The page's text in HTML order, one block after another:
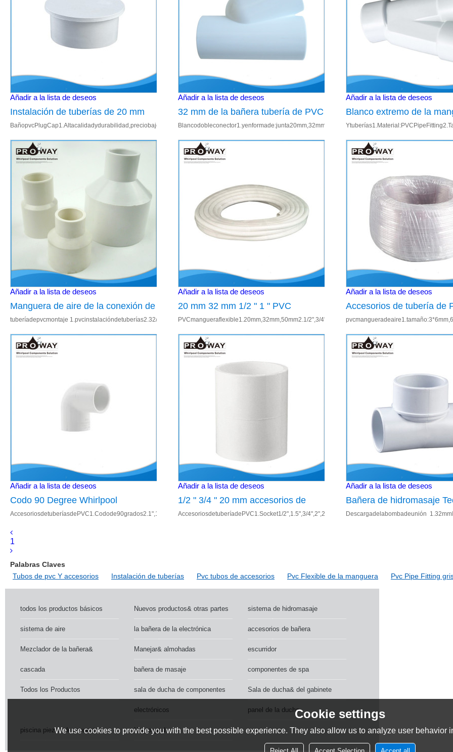
Añadir a la lista de deseos
Instalación de tuberías de 20 mm
de baño PVC plug cap
BañopvcPlugCap1.Altacalidadydurabilidad,preciobajo,tecnologíaavanzada;2.Enchufede20mm,32mm,1/2',';3.Laordenmínimaaceptable;4.
Añadir a la lista de deseos
32 mm de la bañera tubería de PVC
blanco de ajuste de la curva cerrada
Añadir a la lista de deseos
Blanco extremo de la
conexión Y Pipe Fitting
Añadir a la lista de deseos
Manguera de aire de la conexión de
32/25 o 32/20 de reducción de
bañera piezas de instalación de
tuberías
tuberíadepvcmontaje 1.pvcinstalacióndetuberías2.32/2532/20oreducción3.nummodelo:pc-
00134.adecuadopara:bañodesuministrodeagua
Añadir a la lista de deseos
20 mm 32 mm 1/2 " 1 " PVC
Flexible de la manguera
PVCmangueraflexible1.20mm,32mm,50mm2.1/2",3/4",1",1.5",2"3.Bañerapartes
Añadir a la lista de deseos
Accesorios de tubería de
bañera de hidromasaje
de manguera de aire
0002;3.partidoaccesorios de
Añadir a la lista de deseos
Codo 90 Degree Whirlpool
componentes electrónicos PVC
tubos de accesorios
AccesoriosdetuberíasdePVC1.Codode90grados2.1",1.5",20mm,32mm,50mm3.ModeloNum:PC-
Añadir a la lista de deseos
1/2 " 3/4 " 20 mm accesorios de
tubería de PVC accesorios
AccesoriosdetuberíadePVC1.Socket1/2",1.5",3/4",2",2.20mm,32mm,50mm3.Bañerapartes
Añadir a la lista de deseos
Bañera de hidromasaje
PVC descarga de la
Descargadelabombadeunión
1
Palabras Claves
Tubos de pvc Y accesorios
Instalación de tuberías Pvc tubos de accesorios Pvc Flexible de la manguera Pvc Pipe Fitting
todos los productos básicos Nuevos productos& otras partes sistema de hidromasaje
sistema de aire la bañera de la electrónica accesorios de bañera
Mezclador de la bañera&
cascada
Manejar& almohadas escurridor
bañera de masaje componentes de spa
Todos los Productos sala de ducha de componentes
electrónicos
Sala de ducha& del gabinete
panel de la ducha
piscina piezas de repuesto Ungrouped
Cookie settings
We use cookies to provide you with the best possible experience. They also allow us to analyze user behavior